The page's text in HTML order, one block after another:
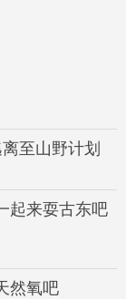
至山野计划
起来耍古东吧
然氧吧